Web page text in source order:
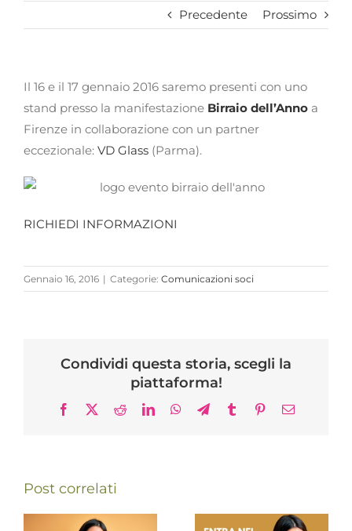
Precedente Prossimo
Il 16 e il 17 gennaio 2016 saremo presenti con uno
stand presso la manifestazione Birraio dell’Annoa
Firenze in collaborazione con un partner
eccezionale: VD Glass(Parma).
RICHIEDI INFORMAZIONI
Gennaio 16, 2016 | Categorie: Comunicazioni soci
Condividi questa storia, scegli la
piattaforma!
Facebook RedditLinkedInWhatsApp
TelegramTumblr PinterestEmail
Post correlati